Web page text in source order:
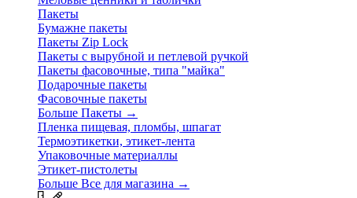
Пакеты
Бумажне пакеты
Пакеты Zip Lock
Пакеты с вырубной и петлевой ручкой
Пакеты фасовочные, типа "майка"
Подарочные пакеты
Фасовочные пакеты
Больше Пакеты →
Пленка пищевая, пломбы, шпагат
Термоэтикетки, этикет-лента
Упаковочные материаллы
Этикет-пистолеты
Больше Все для магазина →